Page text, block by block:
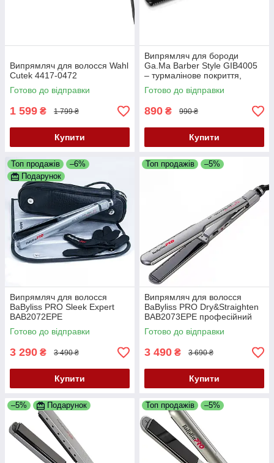
Випрямляч для волосся Wahl
Cutek 4417-0472
Готово до відправки
1 599 ₴ 1 799 ₴
Купити
Випрямляч для бороди
Ga.Ma Barber Style GIB4005
– турмалінове покриття,
температура 165°C, знімний
гребінь, швидкий нагрів
Готово до відправки
890 ₴ 990 ₴
Купити
Топ продажів
–6%
Подарунок
Випрямляч для волосся
BaByliss PRO Sleek Expert
BAB2072EPE
Готово до відправки
3 290 ₴ 3 490 ₴
Купити
Топ продажів –5%
Випрямляч для волосся
BaByliss PRO Dry&Straighten
BAB2073EPE професійний
стайлер для волосся з
технологією EP 5.0,38 мм
Готово до відправки
3 490 ₴ 3 690 ₴
Купити
–5% Подарунок Топ продажів –5%